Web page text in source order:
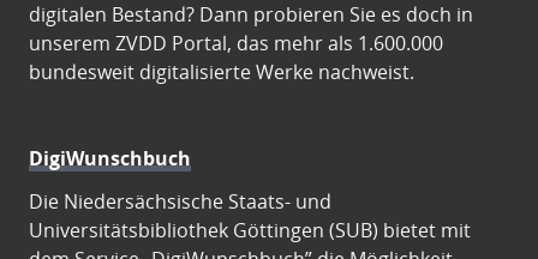
digitalen Bestand? Dann probieren Sie es doch in
unserem ZVDD Portal, das mehr als 1.600.000
bundesweit digitalisierte Werke nachweist.
DigiWunschbuch
Die Niedersächsische Staats- und
Universitätsbibliothek Göttingen (SUB) bietet mit